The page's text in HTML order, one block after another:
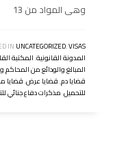
وهى المواد من 13
IN UNCATEGORIZED,VISAS
المدونة القانونية,المكتبة
المبالغ والودائع من المحاكم
قضايا دم,قضايا عرض,قضايا
للتحميل,مذكرات دفاع جنائي